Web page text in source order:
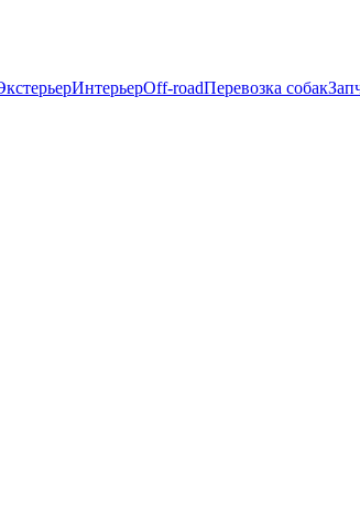
ИнтерьерOff-roadПеревозка собак